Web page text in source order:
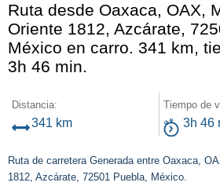
Ruta desde Oaxaca, OAX,
Oriente 1812, Azcárate,
México en carro. 341 km,
3h 46 min.
Distancia:
341 km
Tiempo de
3h 46
Ruta de carretera Generada entre Oaxaca,
1812, Azcárate, 72501 Puebla, México.